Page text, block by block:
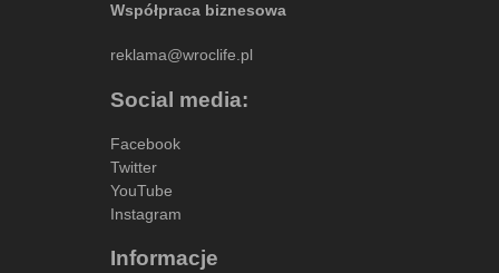
Współpraca biznesowa
reklama@wroclife.pl
Social media:
Facebook
Twitter
YouTube
Instagram
Informacje